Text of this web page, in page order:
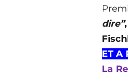
dire”,
ET A
La